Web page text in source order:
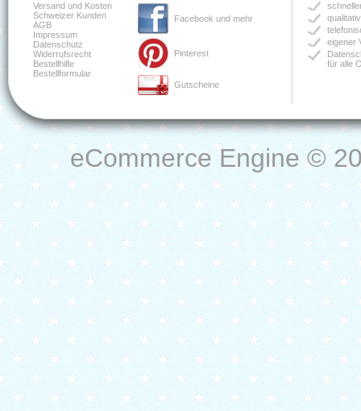
Versand und Kosten
Schweizer Kunden
AGB
Impressum
Datenschutz
Widerrufsrecht
Bestellhilfe
Bestellformular
Facebook und mehr
Pinterest
Gutscheine
eigener
für alle
eCommerce Engine ©